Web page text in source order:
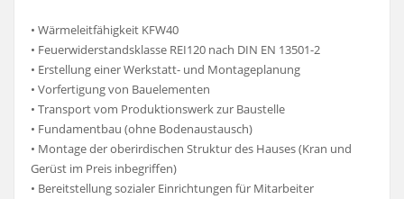
• Wärmeleitfähigkeit KFW40
• Feuerwiderstandsklasse REI120 nach DIN EN 13501-2
• Erstellung einer Werkstatt- und Montageplanung
• Vorfertigung von Bauelementen
• Transport vom Produktionswerk zur Baustelle
• Fundamentbau (ohne Bodenaustausch)
• Montage der oberirdischen Struktur des Hauses (Kran und
Gerüst im Preis inbegriffen)
• Bereitstellung sozialer Einrichtungen für Mitarbeiter